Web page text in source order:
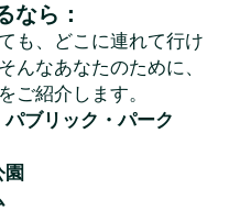
なら：
も、どこに連れて行け
んなあなたのために、
ご紹介します。
ブリック・パーク